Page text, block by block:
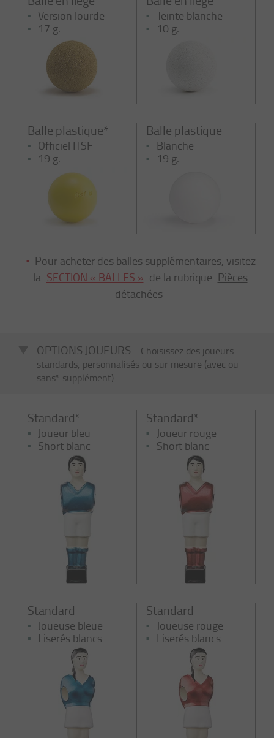
Version lourde
17 g.
Teinte blanche
10 g.
Balle plastique*
Officiel ITSF
19 g.
Balle plastique
Blanche
19 g.
Pour acheter des balles supplémentaires, visitez
la SECTION « BALLES » de la rubrique Pièces
détachées
OPTIONS JOUEURS - Choisissez des joueurs
standards, personnalisés ou sur mesure (avec ou
sans* supplément)
Standard*
Joueur bleu
Short blanc
Standard*
Joueur rouge
Short blanc
Standard
Joueuse bleue
Liserés blancs
Standard
Joueuse rouge
Liserés blancs